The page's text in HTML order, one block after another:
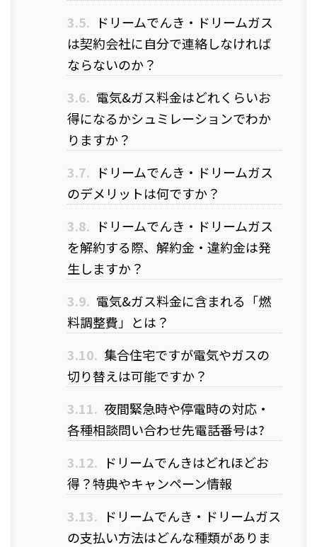
3.5. ドリームでんき・ドリームガス
は契約会社に自分で連絡しなければ
ならないのか？
3.6. 電気&ガス料金はどれくらいお
得になるかシュミレーションでわか
りますか？
3.7. ドリームでんき・ドリームガス
のデメリットは何ですか？
3.8. ドリームでんき・ドリームガス
を解約する際、解約金・違約金は発
生しますか？
3.9. 電気&ガス料金に含まれる「燃
料調整費」とは？
3.10. 集合住宅ですが電気やガスの
切り替えは可能ですか？
3.11. 夜間緊急時や停電時の対応・
各種相談問い合わせ先電話番号は?
3.12. ドリームでんきはどれほどお
得？特典やキャンペーン情報
3.13. ドリームでんき・ドリームガス
の支払い方法はどんな種類がありま